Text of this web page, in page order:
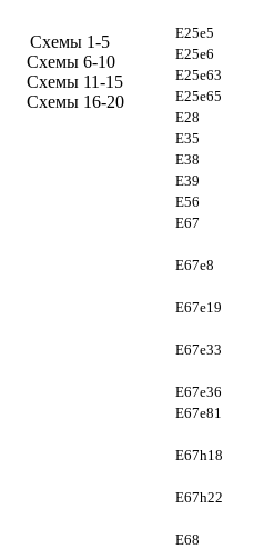
Cхемы 1-5
Схемы 6-10
Схемы 11-15
Схемы 16-20
E25e5
E25e6
E25e63
E25e65
E28
E35
E38
E39
E56
E67
E67e8
E67e19
E67e33
E67e36
E67e81
E67h18
E67h22
E68